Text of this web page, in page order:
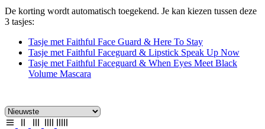
De korting wordt automatisch toegekend. Je kan kiezen tussen deze
3 tasjes:
Tasje met Faithful Face Guard & Here To Stay
Tasje met Faithful Faceguard & Lipstick Speak Up Now
Tasje met Faithful Faceguard & When Eyes Meet Black
Volume Mascara